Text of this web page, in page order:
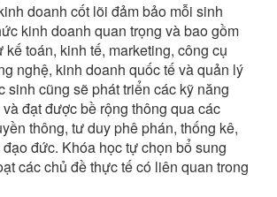
doanh cốt lõi đảm bảo mỗi sinh
kinh doanh quan trọng và bao gồm
kế toán, kinh tế, marketing, công cụ
nghệ, kinh doanh quốc tế và quản lý
sinh cũng sẽ phát triển các kỹ năng
đạt được bề rộng thông qua các
thông, tư duy phê phán, thống kê,
đức. Khóa học tự chọn bổ sung
các chủ đề thực tế có liên quan trong